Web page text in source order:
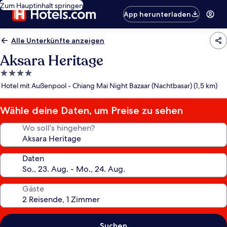
Zum Hauptinhalt springen
App herunterladen
Alle Unterkünfte anzeigen
Aksara Heritage
4.0-
Sterne-
Hotel mit Außenpool - Chiang Mai Night Bazaar (Nachtbasar) (1,5 km)
Wähle deine Daten, um Preise zu sehen
Wo soll’s hingehen?
Daten
Gäste